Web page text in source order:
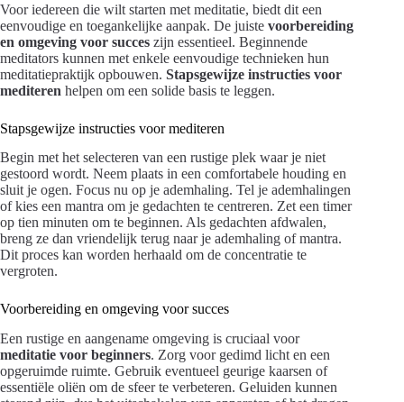
Voor iedereen die wilt starten met meditatie, biedt dit een
eenvoudige en toegankelijke aanpak. De juiste voorbereiding
en omgeving voor succes zijn essentieel. Beginnende
meditators kunnen met enkele eenvoudige technieken hun
meditatiepraktijk opbouwen. Stapsgewijze instructies voor
mediteren helpen om een solide basis te leggen.
Stapsgewijze instructies voor mediteren
Begin met het selecteren van een rustige plek waar je niet
gestoord wordt. Neem plaats in een comfortabele houding en
sluit je ogen. Focus nu op je ademhaling. Tel je ademhalingen
of kies een mantra om je gedachten te centreren. Zet een timer
op tien minuten om te beginnen. Als gedachten afdwalen,
breng ze dan vriendelijk terug naar je ademhaling of mantra.
Dit proces kan worden herhaald om de concentratie te
vergroten.
Voorbereiding en omgeving voor succes
Een rustige en aangename omgeving is cruciaal voor
meditatie voor beginners. Zorg voor gedimd licht en een
opgeruimde ruimte. Gebruik eventueel geurige kaarsen of
essentiële oliën om de sfeer te verbeteren. Geluiden kunnen